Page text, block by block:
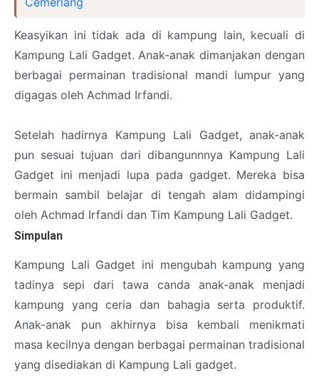
Keasyikan ini tidak ada di kampung lain, kecuali di
Kampung Lali Gadget. Anak-anak dimanjakan dengan
berbagai permainan tradisional mandi lumpur yang
digagas oleh Achmad Irfandi.
Setelah hadirnya Kampung Lali Gadget, anak-anak
pun sesuai tujuan dari dibangunnnya Kampung Lali
Gadget ini menjadi lupa pada gadget. Mereka bisa
bermain sambil belajar di tengah alam didampingi
oleh Achmad Irfandi dan Tim Kampung Lali Gadget.
Simpulan
Kampung Lali Gadget ini mengubah kampung yang
tadinya sepi dari tawa canda anak-anak menjadi
kampung yang ceria dan bahagia serta produktif.
Anak-anak pun akhirnya bisa kembali menikmati
masa kecilnya dengan berbagai permainan tradisional
yang disediakan di Kampung Lali gadget.